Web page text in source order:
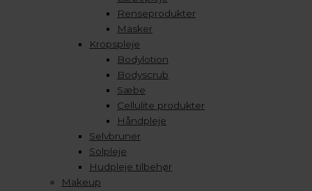
Renseprodukter
Masker
Kropspleje
Bodylotion
Bodyscrub
Sæbe
Cellulite produkter
Håndpleje
Selvbruner
Solpleje
Hudpleje tilbehør
Makeup